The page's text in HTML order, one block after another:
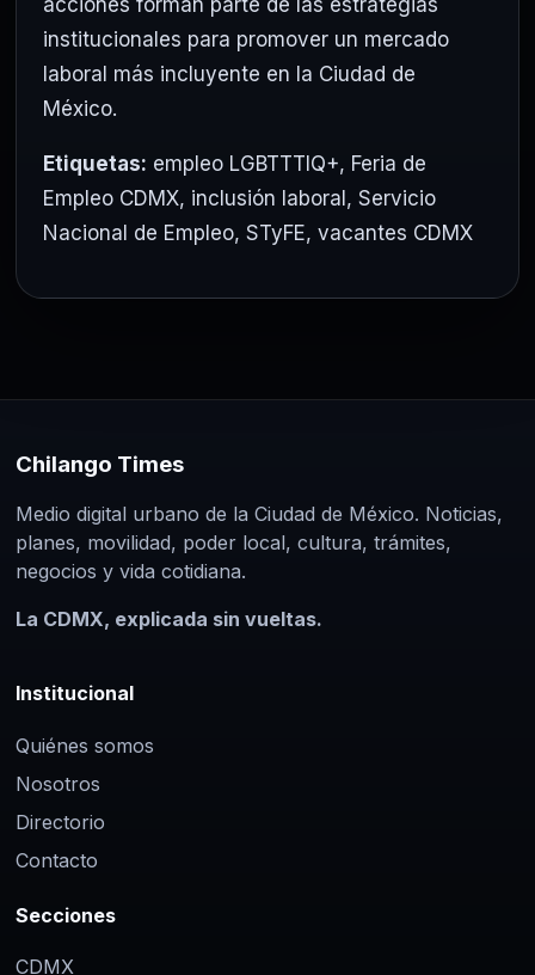
institucionales para promover un mercado
laboral más incluyente en la Ciudad de
México.
Etiquetas: empleo LGBTTTIQ+, Feria de
Empleo CDMX, inclusión laboral, Servicio
Nacional de Empleo, STyFE, vacantes CDMX
Chilango Times
Medio digital urbano de la Ciudad de México. Noticias,
planes, movilidad, poder local, cultura, trámites,
negocios y vida cotidiana.
La CDMX, explicada sin vueltas.
Institucional
Quiénes somos
Nosotros
Directorio
Contacto
Secciones
CDMX